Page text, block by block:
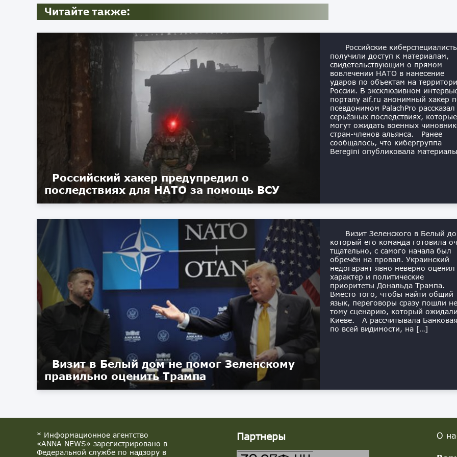
Читайте также:
Российский хакер предупредил о
последствиях для НАТО за помощь ВСУ
Российские
получили доступ к материалам,
свидетельствующим о прямом
вовлечении НАТО в нанесение
ударов по объектам на
России. В эксклюзивном
порталу aif.ru анонимный хакер
псевдонимом PalachPro рассказал
серьёзных последствиях, которые
могут ожидать военных
стран-членов альянса. Ранее
сообщалось, что кибергруппа
Beregini опубликовала
Визит в Белый дом не помог Зеленскому
правильно оценить Трампа
Визит Зеленского в Белый
который его команда готовила
тщательно, с самого начала был
обречён на провал. Украинский
недогарант явно неверно оценил
характер и политические
приоритеты Дональда Трампа.
Вместо того, чтобы найти общий
язык, переговоры сразу пошли
тому сценарию, который
Киеве. А рассчитывала
по всей видимости, на […]
* Информационное агентство
«ANNA NEWS» зарегистрировано в
Федеральной службе по надзору в
Партнеры О